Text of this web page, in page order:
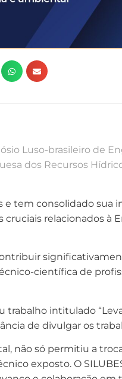
Luso-brasileiro de
dos Recursos
tem consolidado sua
relacionados à
científica de
trabalho intitulado
de divulgar os
não só permitiu a
exposto. O